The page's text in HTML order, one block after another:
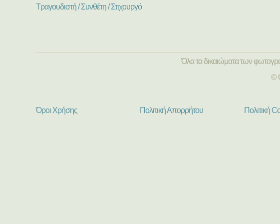
Τραγουδιστή / Συνθέτη / Στιχουργό
Όλα τα δικαιώματα των
©
Όροι Χρήσης Πολιτική Απορρήτου Πολιτική